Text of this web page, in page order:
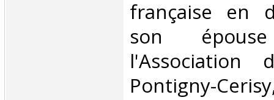
française en
son épouse
l'Association
Pontigny-